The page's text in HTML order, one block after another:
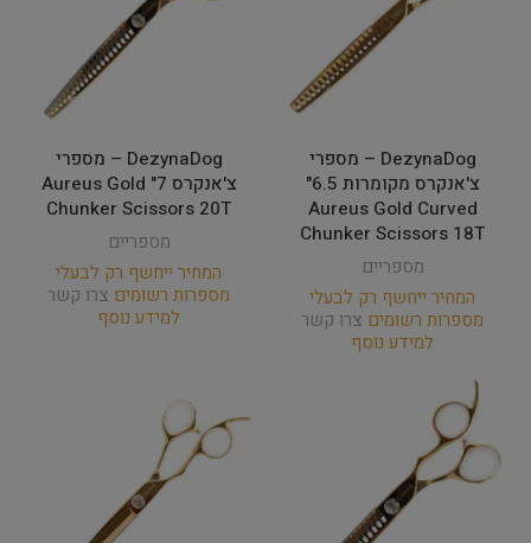
DezynaDog – מספרי
צ'אנקרס מקומרות 6.5"
Aureus Gold Curved
Chunker Scissors 18T
מספריים
המחיר ייחשף רק לבעלי
מספרות רשומים צרו קשר
למידע נוסף
DezynaDog – מספרי
צ'אנקרס 7" Aureus Gold
Chunker Scissors 20T
מספריים
המחיר ייחשף רק לבעלי
מספרות רשומים צרו קשר
למידע נוסף